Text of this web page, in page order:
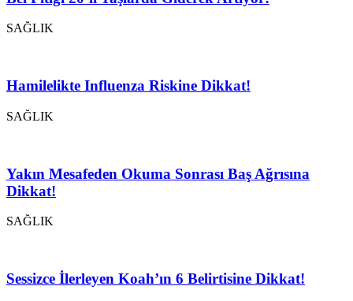
SAĞLIK
Hamilelikte Influenza Riskine Dikkat!
SAĞLIK
Yakın Mesafeden Okuma Sonrası Baş Ağrısına
Dikkat!
SAĞLIK
Sessizce İlerleyen Koah’ın 6 Belirtisine Dikkat!